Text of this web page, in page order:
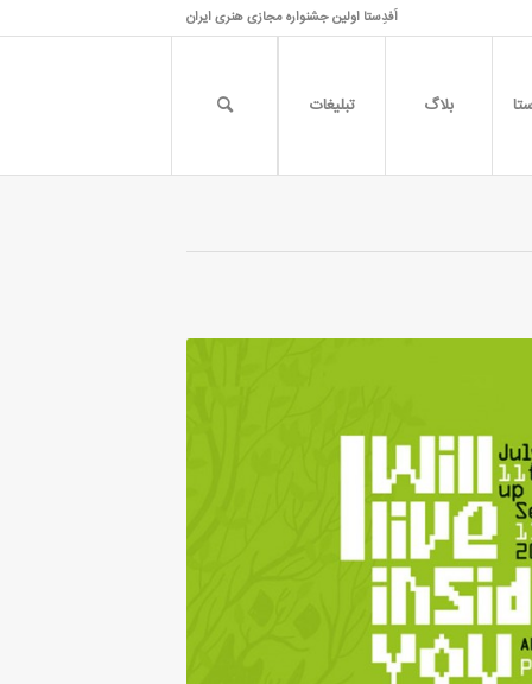
اَفدِستا اولین جشنواره مجازی هنری ایران
بلاگ تبلیغات